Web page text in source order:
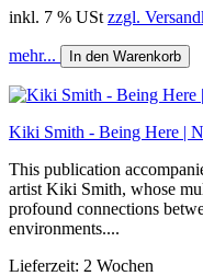
inkl. 7 % USt zzgl.
mehr... In den Warenkorb
Kiki Smith - Being Here |
This publication
artist Kiki Smith, whose
profound connections
environments....
Lieferzeit: 2 Wochen